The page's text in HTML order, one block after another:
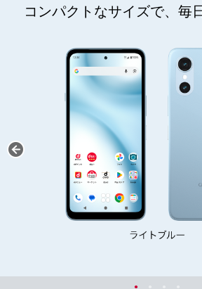
コンパクトなサイズで、毎